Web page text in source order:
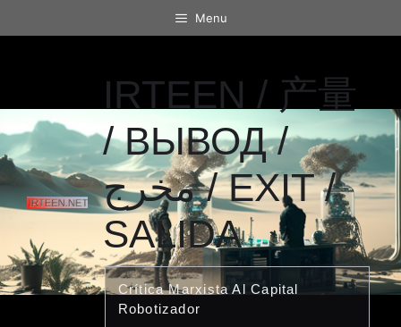
al
Menu
IRTEEN / 产量
/ ВЫВОД /
مخرج / EXIT /
SALIDA
Crítica Marxista Al Capital
Robotizador